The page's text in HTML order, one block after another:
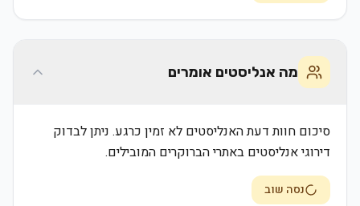
מה אנליסטים אומרים
סיכום חוות דעת האנליסטים לא זמין כרגע. ניתן לבדוק
דירוגי אנליסטים באתרי הברוקרים המובילים.
נסה שוב